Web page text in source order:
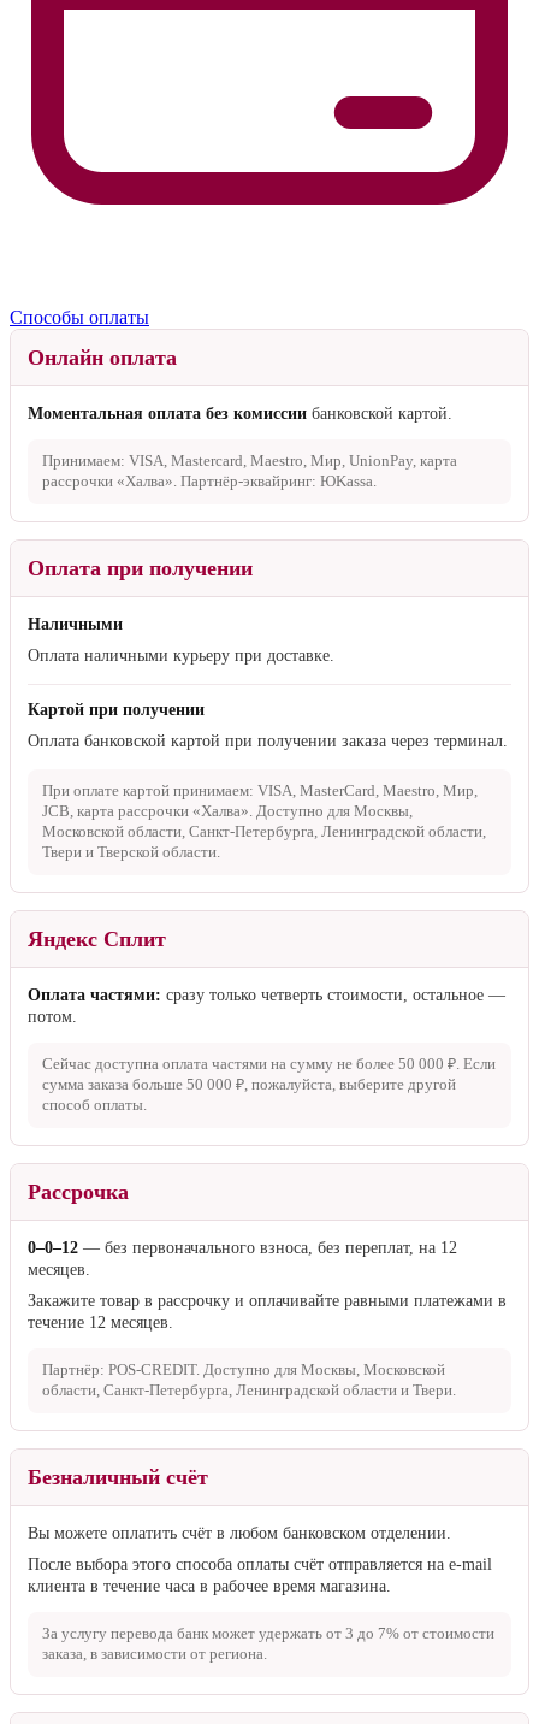
Способы оплаты
Онлайн оплата
Моментальная оплата без комиссии банковской картой.
Принимаем: VISA, Mastercard, Maestro, Мир, UnionPay, карта
рассрочки «Халва». Партнёр-эквайринг: ЮKassa.
Оплата при получении
Наличными
Оплата наличными курьеру при доставке.
Картой при получении
Оплата банковской картой при получении заказа через терминал.
При оплате картой принимаем: VISA, MasterCard, Maestro, Мир,
JCB, карта рассрочки «Халва». Доступно для Москвы,
Московской области, Санкт-Петербурга, Ленинградской области,
Твери и Тверской области.
Яндекс Сплит
Оплата частями: сразу только четверть стоимости, остальное —
потом.
Сейчас доступна оплата частями на сумму не более 50 000 ₽ . Если
сумма заказа больше 50 000 ₽ , пожалуйста, выберите другой
способ оплаты.
Рассрочка
0–0–12 — без первоначального взноса, без переплат, на 12
месяцев.
Закажите товар в рассрочку и оплачивайте равными платежами в
течение 12 месяцев.
Партнёр: POS-CREDIT. Доступно для Москвы, Московской
области, Санкт-Петербурга, Ленинградской области и Твери.
Безналичный счёт
Вы можете оплатить счёт в любом банковском отделении.
После выбора этого способа оплаты счёт отправляется на e-mail
клиента в течение часа в рабочее время магазина.
За услугу перевода банк может удержать от 3 до 7% от стоимости
заказа, в зависимости от региона.